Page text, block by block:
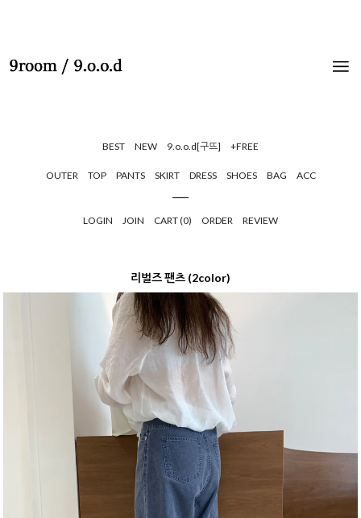
BEST NEW 9.o.o.d[구뜨] +FREE
OUTER TOP PANTS SKIRT DRESS SHOES BAG ACC
LOGIN JOIN CART (0) ORDER REVIEW
리벌즈 팬츠 (2color)